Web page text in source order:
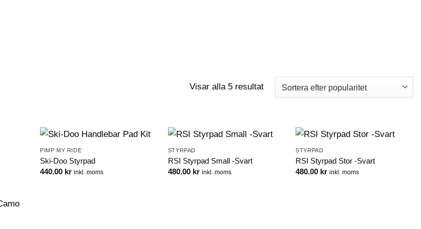
Visar alla 5 resultatSortera
efter
PIMP MY RIDE
Ski-Doo Styrpad
440.00 kr inkl. moms
STYRPAD
RSI Styrpad Small -Svart
480.00 kr inkl. moms
STYRPAD
RSI Styrpad Stor -Svart
480.00 kr inkl. moms